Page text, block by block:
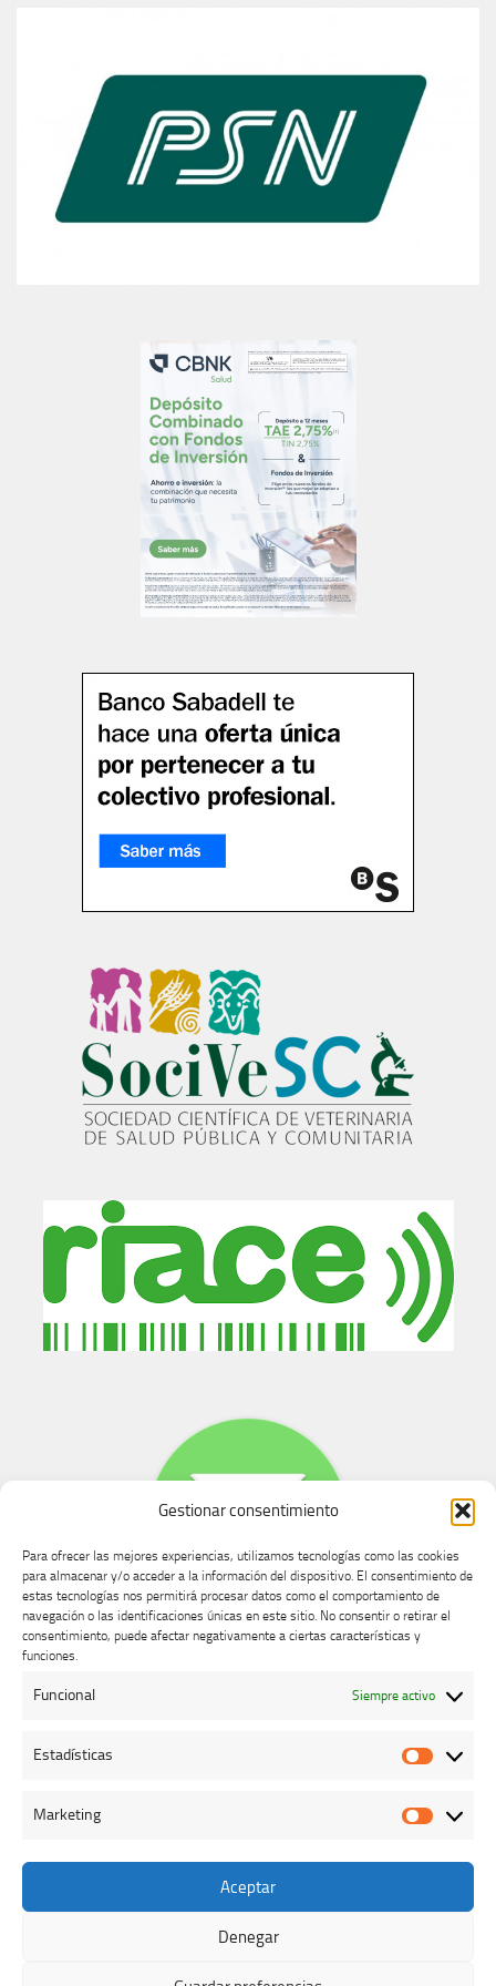
Gestionar consentimiento
Para ofrecer las mejores experiencias, utilizamos tecnologías como las cookies
para almacenar y/o acceder a la información del dispositivo. El consentimiento de
estas tecnologías nos permitirá procesar datos como el comportamiento de
navegación o las identificaciones únicas en este sitio. No consentir o retirar el
consentimiento, puede afectar negativamente a ciertas características y
funciones.
Funcional Siempre activo
Estadísticas
Marketing
Aceptar
Denegar
Buzón de dudas, quejas y sugerencias
Colegio Oficial de Veterinarios de Cáceres © 2026. Todos los